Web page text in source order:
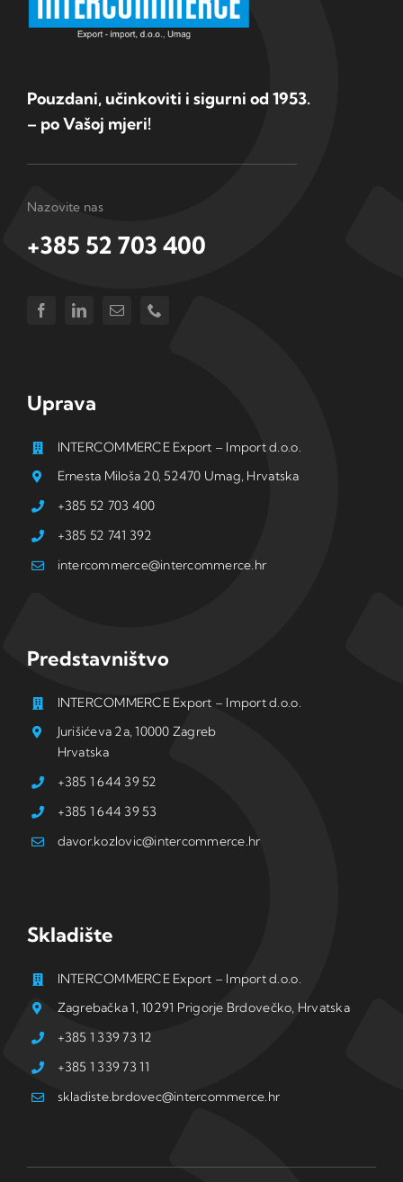
Pouzdani, učinkoviti i sigurni od 1953.
– po Vašoj mjeri!
Nazovite nas
+385 52 703 400
Uprava
INTERCOMMERCE Export – Import d.o.o.
Ernesta Miloša 20, 52470 Umag, Hrvatska
+385 52 703 400
+385 52 741 392
intercommerce@intercommerce.hr
Predstavništvo
INTERCOMMERCE Export – Import d.o.o.
Jurišićeva 2a, 10000 Zagreb
Hrvatska
+385 1 644 39 52
+385 1 644 39 53
davor.kozlovic@intercommerce.hr
Skladište
INTERCOMMERCE Export – Import d.o.o.
Zagrebačka 1, 10291 Prigorje Brdovečko, Hrvatska
+385 1 339 73 12
+385 1 339 73 11
skladiste.brdovec@intercommerce.hr